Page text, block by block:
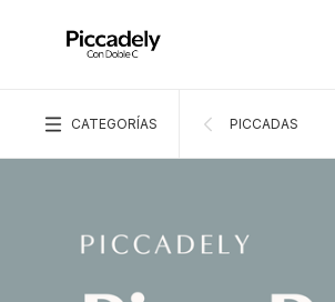
CATEGORÍAS PICCADAS